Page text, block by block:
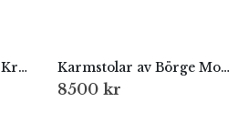
Matstolar i teak – Kai Kristiansen för KS Möbler, Danmark Karmstolar av Börge Mogensen, modell 575
8500 kr